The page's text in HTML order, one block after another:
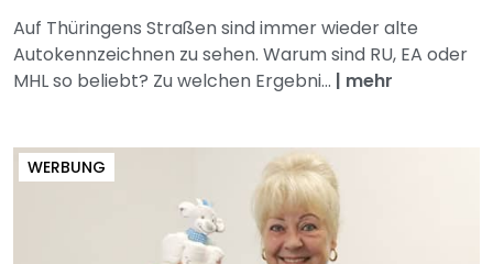
Auf Thüringens Straßen sind immer wieder alte
Autokennzeichnen zu sehen. Warum sind RU, EA oder
MHL so beliebt? Zu welchen Ergebni... | mehr
WERBUNG